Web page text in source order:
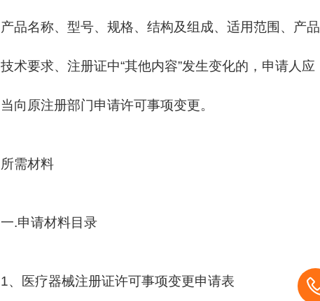
产品名称、型号、规格、结构及组成、适用范围、产品
技术要求、注册证中“其他内容”发生变化的，申请人应
当向原注册部门申请许可事项变更。
所需材料
一.申请材料目录
1、医疗器械注册证许可事项变更申请表